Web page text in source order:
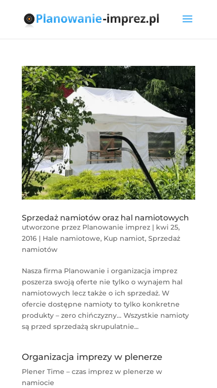
Sprzedaż namiotów oraz hal namiotowych
utworzone przez Planowanie imprez| kwi 25,
2016| Hale namiotowe, Kup namiot, Sprzedaż
namiotów
Nasza firma Planowanie i organizacja imprez
poszerza swoją oferte nie tylko o wynajem hal
namiotowych lecz także o ich sprzedaż. W
ofercie dostępne namioty to tylko konkretne
produkty – zero chińczyzny… Wszystkie namioty
są przed sprzedażą skrupulatnie...
Organizacja imprezy w plenerze
Plener Time – czas imprez w plenerze w
namiocie